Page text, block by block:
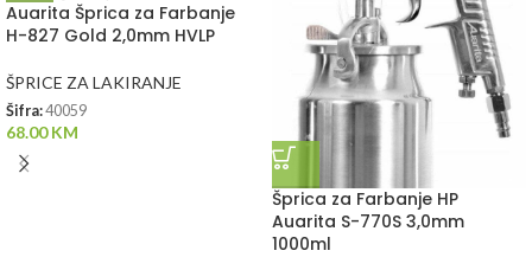
Auarita Šprica za Farbanje
H-827 Gold 2,0mm HVLP
ŠPRICE ZA LAKIRANJE
Šifra:40059
68.00KM
Šprica za Farbanje HP
Auarita S-770S 3,0mm
1000ml